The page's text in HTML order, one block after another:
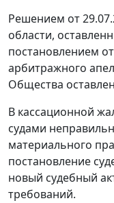
Решением от
области,
постановлением
арбитражного
Общества
В кассационной
судами
материального
постановление
новый судебный
требований.